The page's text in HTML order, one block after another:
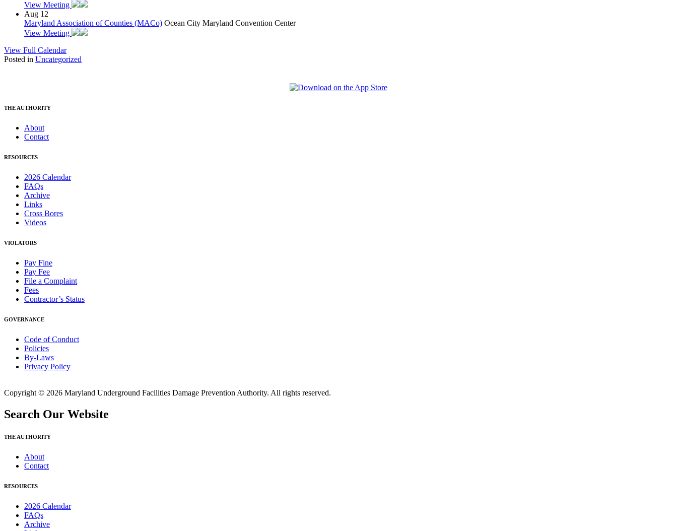
View Meeting
Aug 12
Maryland Association of Counties (MACo) Ocean City Maryland Convention Center
View Meeting
View Full Calendar
Posted in Uncategorized
THE AUTHORITY
About
Contact
RESOURCES
2026 Calendar
FAQs
Archive
Links
Cross Bores
Videos
VIOLATORS
Pay Fine
Pay Fee
File a Complaint
Fees
Contractor’s Status
GOVERNANCE
Code of Conduct
Policies
By-Laws
Privacy Policy
Copyright © 2026 Maryland Underground Facilities Damage Prevention Authority. All rights reserved.
Search Our Website
THE AUTHORITY
About
Contact
RESOURCES
2026 Calendar
FAQs
Archive